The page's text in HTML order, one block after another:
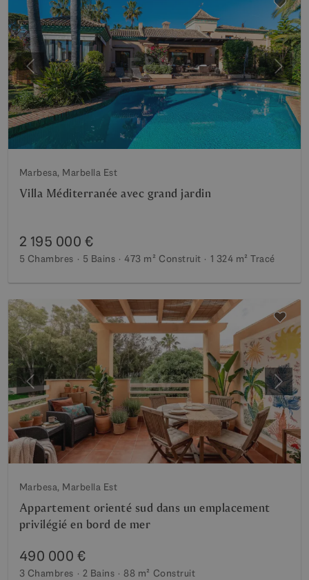
Précédent
Marbesa, Marbella Est
Villa Méditerranée avec grand jardin
2 195 000 €
5 Chambres 5 Bains 473 m² Construit 1 324 m² Tracé
Précédent
Marbesa, Marbella Est
Appartement orienté sud dans un emplacement
privilégié en bord de mer
490 000 €
3 Chambres 2 Bains 88 m² Construit